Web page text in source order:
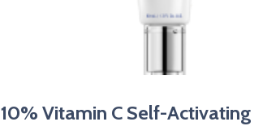
10% Vitamin C Self-Activating